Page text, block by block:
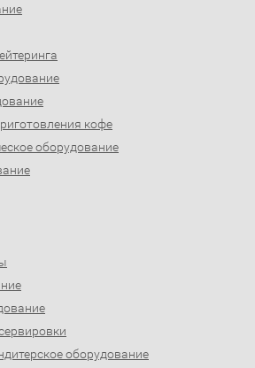
кофе
оборудование
оборудование